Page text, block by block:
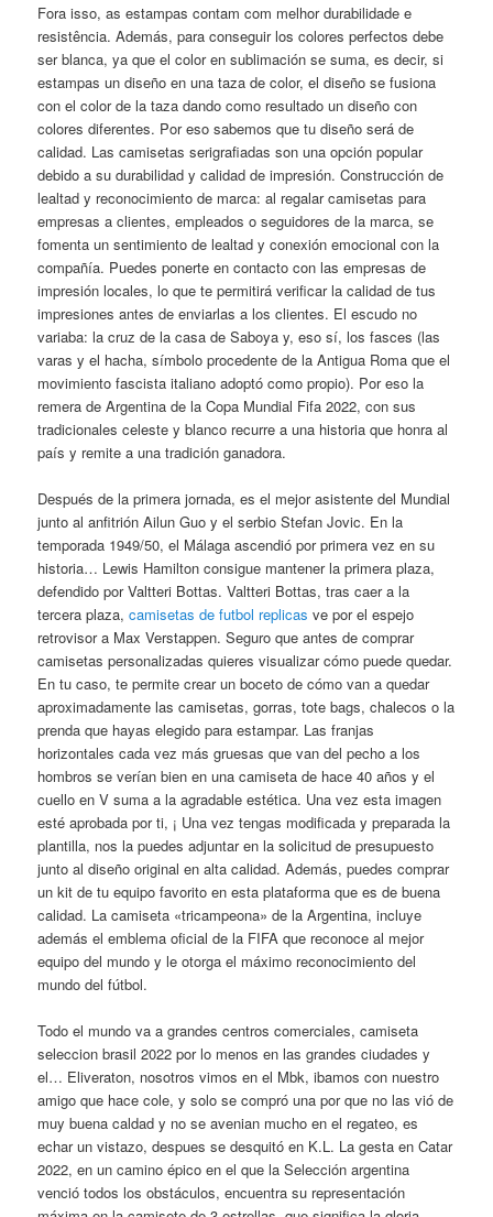
Fora isso, as estampas contam com melhor durabilidade e
resistência. Además, para conseguir los colores perfectos debe
ser blanca, ya que el color en sublimación se suma, es decir, si
estampas un diseño en una taza de color, el diseño se fusiona
con el color de la taza dando como resultado un diseño con
colores diferentes. Por eso sabemos que tu diseño será de
calidad. Las camisetas serigrafiadas son una opción popular
debido a su durabilidad y calidad de impresión. Construcción de
lealtad y reconocimiento de marca: al regalar camisetas para
empresas a clientes, empleados o seguidores de la marca, se
fomenta un sentimiento de lealtad y conexión emocional con la
compañía. Puedes ponerte en contacto con las empresas de
impresión locales, lo que te permitirá verificar la calidad de tus
impresiones antes de enviarlas a los clientes. El escudo no
variaba: la cruz de la casa de Saboya y, eso sí, los fasces (las
varas y el hacha, símbolo procedente de la Antigua Roma que el
movimiento fascista italiano adoptó como propio). Por eso la
remera de Argentina de la Copa Mundial Fifa 2022, con sus
tradicionales celeste y blanco recurre a una historia que honra al
país y remite a una tradición ganadora.
Después de la primera jornada, es el mejor asistente del Mundial
junto al anfitrión Ailun Guo y el serbio Stefan Jovic. En la
temporada 1949/50, el Málaga ascendió por primera vez en su
historia… Lewis Hamilton consigue mantener la primera plaza,
defendido por Valtteri Bottas. Valtteri Bottas, tras caer a la
tercera plaza,camisetas de futbol replicas ve por el espejo
retrovisor a Max Verstappen. Seguro que antes de comprar
camisetas personalizadas quieres visualizar cómo puede quedar.
En tu caso, te permite crear un boceto de cómo van a quedar
aproximadamente las camisetas, gorras, tote bags, chalecos o la
prenda que hayas elegido para estampar. Las franjas
horizontales cada vez más gruesas que van del pecho a los
hombros se verían bien en una camiseta de hace 40 años y el
cuello en V suma a la agradable estética. Una vez esta imagen
esté aprobada por ti, ¡ Una vez tengas modificada y preparada la
plantilla, nos la puedes adjuntar en la solicitud de presupuesto
junto al diseño original en alta calidad. Además, puedes comprar
un kit de tu equipo favorito en esta plataforma que es de buena
calidad. La camiseta «tricampeona» de la Argentina, incluye
además el emblema oficial de la FIFA que reconoce al mejor
equipo del mundo y le otorga el máximo reconocimiento del
mundo del fútbol.
Todo el mundo va a grandes centros comerciales, camiseta
seleccion brasil 2022 por lo menos en las grandes ciudades y
el… Eliveraton, nosotros vimos en el Mbk, ibamos con nuestro
amigo que hace cole, y solo se compró una por que no las vió de
muy buena caldad y no se avenian mucho en el regateo, es
echar un vistazo, despues se desquitó en K.L. La gesta en Catar
2022, en un camino épico en el que la Selección argentina
venció todos los obstáculos, encuentra su representación